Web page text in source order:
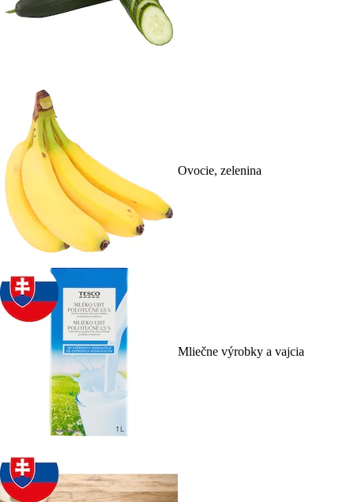
Ovocie, zelenina
Mliečne výrobky a vajcia